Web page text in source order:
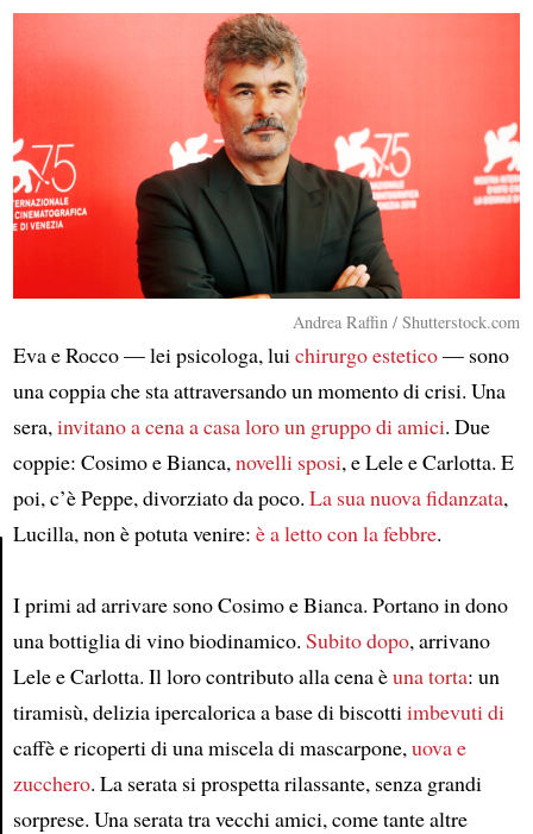
Article
Andrea Raffin / Shutterstock.com
Eva e Rocco — lei psicologa, luichirurgo estetico— sono
una coppia che sta attraversando un momento di crisi. Una
sera,invitano a cena a casa loro un gruppo di amici. Due
coppie: Cosimo e Bianca,novelli sposi, e Lele e Carlotta. E
poi, c’è Peppe, divorziato da poco. La sua nuova fidanzata,
Lucilla, non è potuta venire: è a letto con la febbre.
I primi ad arrivare sono Cosimo e Bianca. Portano in dono
una bottiglia di vino biodinamico. Subito dopo, arrivano
Lele e Carlotta. Il loro contributo alla cena èuna torta: un
tiramisù, delizia ipercalorica a base di biscottiimbevuti di
caffè e ricoperti di una miscela di mascarpone,uova e
zucchero. La serata si prospetta rilassante, senza grandi
sorprese. Una serata tra vecchi amici, come tante altre